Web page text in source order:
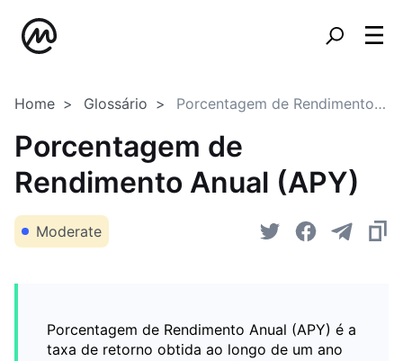
Home Glossário Porcentagem de Rendimento Anual (APY)
Porcentagem de
Rendimento Anual (APY)
Moderate
Porcentagem de Rendimento Anual (APY) é a
taxa de retorno obtida ao longo de um ano